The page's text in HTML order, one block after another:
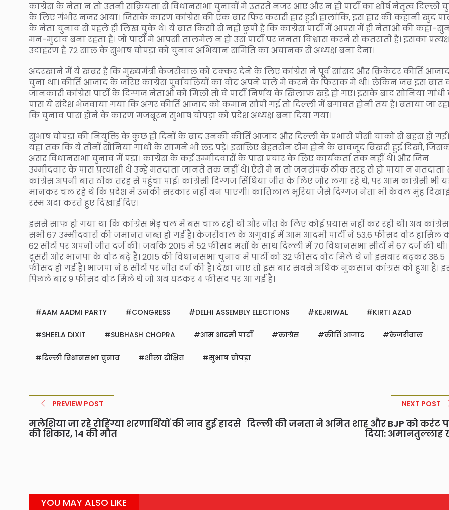
कांग्रेस के नेता न तो उतनी सक्रियता से विधानसभा चुनावों में उतरते नजर आए और न ही पार्टी का शीर्ष नेतृत्व दिल्ली
के लिए गंभीर नजर आया। जिसके कारण कांग्रेस की एक बार फिर करारी हार हुई। हालांकि, इस हार की कहानी खुद
के नेता चुनाव से पहले ही लिख चुके थे। ये बात किसी से नहीं छुपी है कि कांग्रेस पार्टी में आपस में ही नेताओं की कहा-
मन-मुटाव बना रहता है। जो पार्टी में आपसी तालमेल न हो उस पार्टी पर जनता विश्वास करने से कतराती है। इसका
उदाहरण है 72 साल के सुभाष चोपड़ा को चुनाव अभियान समिति का अचानक से अध्यक्ष बना देना।
अंदरखाने में ये खबर है कि मुख्यमंत्री केजरीवाल को टक्कर देने के लिए कांग्रेस ने पूर्व सांसद और क्रिकेटर कीर्ति
चुना था। कीर्ति आजाद के जरिए कांग्रेस पूर्वाचलियों का वोट अपने पाले में करने के फिराक में थी। लेकिन जब इस बात
जानकारी कांग्रेस पार्टी के दिग्गज नेताओं को मिली तो वे पार्टी निर्णय के खिलाफ खड़े हो गए। इसके बाद सोनिया
पास ये संदेश भेजवाया गया कि अगर कीर्ति आजाद को कमान सौंपी गई तो दिल्ली में बगावत होनी तय है। बताया जा
कि चुनाव पास होने के कारण मजबूरन सुभाष चोपड़ा को प्रदेश अध्यक्ष बना दिया गया।
सुभाष चोपड़ा की नियुक्ति के कुछ ही दिनों के बाद उनकी कीर्ति आजाद और दिल्ली के प्रभारी पीसी चाको से बहस हो गई।
यहां तक कि ये तीनों सोनिया गांधी के सामने भी लड़ पड़े। इसलिए बेहतरीन टीम होने के बावजूद बिखरी हुई दिखी,
असर विधानसभा चुनाव में पड़ा। कांग्रेस के कई उम्मीदवारों के पास प्रचार के लिए कार्यकर्ता तक नहीं थे। और जिन
उम्मीदवार के पास प्रत्याशी थे उन्हें मतदाता जानते तक नहीं थे। ऐसे में न तो जनसंपर्क ठीक तरह से हो पाया न
कांग्रेस अपनी बात ठीक तरह से पहुंचा पाई। कांग्रेसी दिग्गज सिंधिया जीत के लिए जोर लगा रहे थे, पर आम कांग्रेसी भी
मानकर चल रहे थे कि प्रदेश में उनकी सरकार नहीं बन पाएगी। कांतिलाल भूरिया जैसे दिग्गज नेता भी केवल मुंह
रस्म अदा करते हुए दिखाई दिए।
इससे साफ हो गया था कि कांग्रेस भेड़ चल में बस चाल रही थी और जीत के लिए कोई प्रयास नहीं कर रही थी। अब
सभी 67 उम्मीदवारों की जमानत जब्त हो गई है। केजरीवाल के अगुवाई में आम आदमी पार्टी ने 53.6 फीसद वोट हासिल
62 सीटों पर अपनी जीत दर्ज की। जबकि 2015 में 52 फीसद मतों के साथ दिल्ली में 70 विधानसभा सीटों में 67 दर्ज की थी।
दूसरी ओर भाजपा के वोट बढ़े हैं। 2015 की विधानसभा चुनाव में पार्टी को 32 फीसद वोट मिले थे जो इसबार बढ़कर 38.5
फीसद हो गई है। भाजपा ने 8 सीटों पर जीत दर्ज की है। देखा जाए तो इस बार सबसे अधिक नुकसान कांग्रस को हुआ है।
पिछले बार 9 फीसद वोट मिले थे जो अब घटकर 4 फीसद पर आ गई है।
AAM AADMI PARTY CONGRESS DELHI ASSEMBLY ELECTIONS KEJRIWAL KIRTI AZAD
SHEELA DIXIT SUBHASH CHOPRA आम आदमी पार्टी कांग्रेस कीर्ति आजाद केजरीवाल
दिल्ली विधानसभा चुनाव शीला दीक्षित सुभाष चोपड़ा
PREVIEW POST
मलेशिया जा रहे रोहिंग्या शरणार्थियों की नाव हुई हादसे
की शिकार, 14 की मौत
NEXT POST
दिल्ली की जनता ने अमित शाह और BJP को करंट
दिया: अमानतुल्लाह
YOU MAY ALSO LIKE